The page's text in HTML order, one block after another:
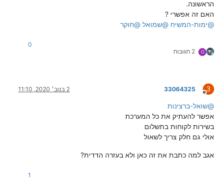
הראשונה.
האם זה אפשרי ?
@ימות-המשיח @שמואל @חוקר
O 2 תגובות
0
3
מנותק
33064325 2 בנוב׳ 2020, 11:10
@שואל-ברצינות
אפשר להעתיק את כל המערכת
בשירות לקוחות בתשלום
אולי גם חלק צריך לשאול
אגב למה כתבת את זה כאן ולא בעזרה הדדית?
1